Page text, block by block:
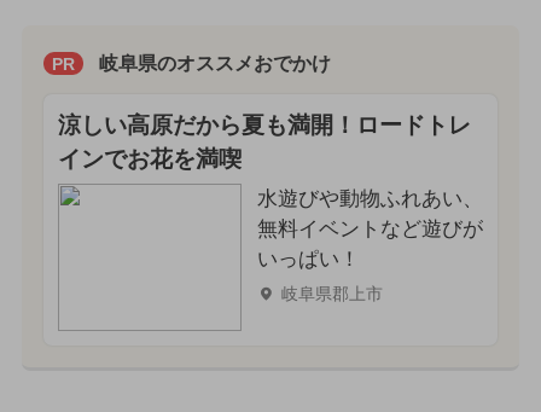
PR 岐阜県のオススメおでかけ
涼しい高原だから夏も満開！ロードトレ
インでお花を満喫
水遊びや動物ふれあい、
無料イベントなど遊びが
いっぱい！
岐阜県郡上市